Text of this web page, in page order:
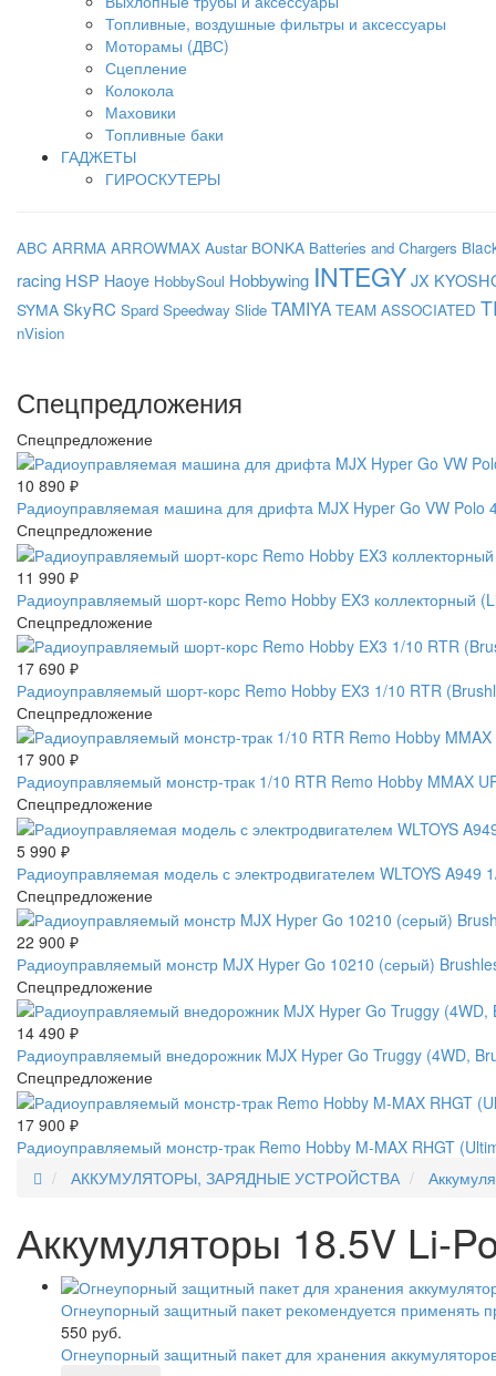
Топливные, воздушные фильтры и аксессуары
Моторамы (ДВС)
Сцепление
Колокола
Маховики
Топливные баки
ГАДЖЕТЫ
ГИРОСКУТЕРЫ
ABC ARRMA ARROWMAX Austar BONKA Batteries and Chargers
racing HSP Haoye HobbySoul Hobbywing INTEGYJX
SYMA SkyRC Spard Speedway Slide TAMIYA TEAM ASSOCIATED
nVision
Спецпредложения
Спецпредложение
10 890 ₽
Радиоуправляемая машина для дрифта MJX Hyper Go VW Polo
Спецпредложение
11 990 ₽
Радиоуправляемый шорт-корс Remo Hobby EX3 коллекторный
Спецпредложение
17 690 ₽
Радиоуправляемый шорт-корс Remo Hobby EX3 1/10 RTR
Спецпредложение
17 900 ₽
Радиоуправляемый монстр-трак 1/10 RTR Remo Hobby MMAX
Спецпредложение
5 990 ₽
Радиоуправляемая модель с электродвигателем WLTOYS A949
Спецпредложение
22 900 ₽
Радиоуправляемый монстр MJX Hyper Go 10210 (серый)
Спецпредложение
14 490 ₽
Радиоуправляемый внедорожник MJX Hyper Go Truggy (4WD,
Спецпредложение
17 900 ₽
Радиоуправляемый монстр-трак Remo Hobby M-MAX RHGT
АККУМУЛЯТОРЫ, ЗАРЯДНЫЕ УСТРОЙСТВА
Аккумуляторы 18.5V Li-
Огнеупорный защитный пакет рекомендуется применять
550 руб.
Огнеупорный защитный пакет для хранения